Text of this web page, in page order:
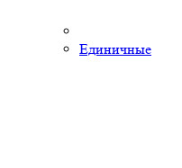
Единичные